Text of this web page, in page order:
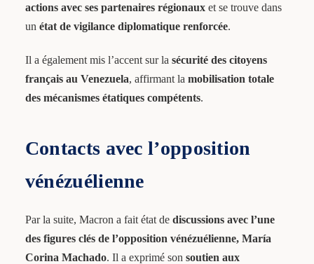
actions avec ses partenaires régionauxet se trouve dans
un état de vigilance diplomatique renforcée.
Il a également mis l’accent sur la sécurité des citoyens
français au Venezuela, affirmant la mobilisation totale
des mécanismes étatiques compétents.
Contacts avec l’opposition
vénézuélienne
Par la suite, Macron a fait état de discussions avec l’une
des figures clés de l’opposition vénézuélienne, María
Corina Machado. Il a exprimé son soutien aux